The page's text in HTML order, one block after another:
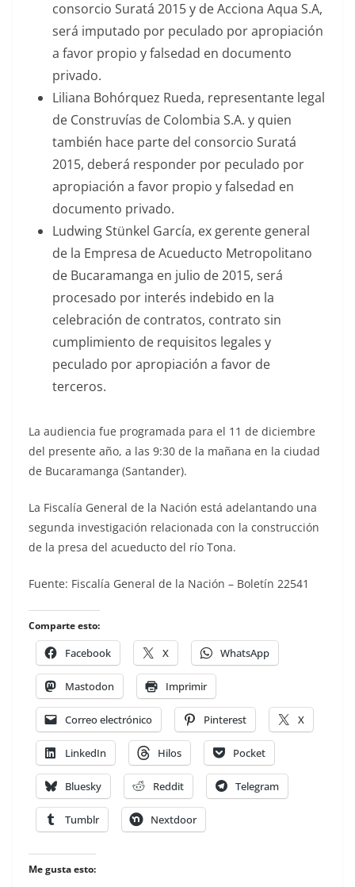
consorcio Suratá 2015 y de Acciona Aqua S.A,
será imputado por peculado por apropiación
a favor propio y falsedad en documento
privado.
Liliana Bohórquez Rueda, representante legal
de Construvías de Colombia S.A. y quien
también hace parte del consorcio Suratá
2015, deberá responder por peculado por
apropiación a favor propio y falsedad en
documento privado.
Ludwing Stünkel García, ex gerente general
de la Empresa de Acueducto Metropolitano
de Bucaramanga en julio de 2015, será
procesado por interés indebido en la
celebración de contratos, contrato sin
cumplimiento de requisitos legales y
peculado por apropiación a favor de
terceros.
La audiencia fue programada para el 11 de diciembre
del presente año, a las 9:30 de la mañana en la ciudad
de Bucaramanga (Santander).
La Fiscalía General de la Nación está adelantando una
segunda investigación relacionada con la construcción
de la presa del acueducto del río Tona.
Fuente: Fiscalía General de la Nación – Boletín 22541
Comparte esto:
Facebook X WhatsApp
Mastodon Imprimir
Correo electrónico Pinterest X
LinkedIn Hilos Pocket
Bluesky Reddit Telegram
Tumblr Nextdoor
Me gusta esto: